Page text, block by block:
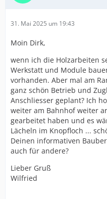
31. Mai 2025 um 19:43
Moin Dirk,
wenn ich die Holzarbeiten
Werkstatt und Module
vorhanden. Aber mal am
ganz schön Betrieb und
Anschliesser geplant? Ich
weiter am Bahnhof weiter
gearbeitet haben und es
Lächeln im Knopfloch ...
Deinen informativen
auch für andere?
Lieber Gruß
Wilfried